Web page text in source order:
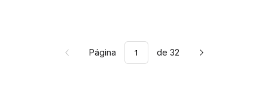
Página de 32